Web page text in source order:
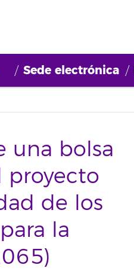
Sede electrónica
una bolsa
proyecto
de los
la